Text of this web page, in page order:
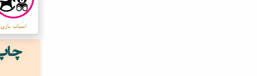
اسباب بازی